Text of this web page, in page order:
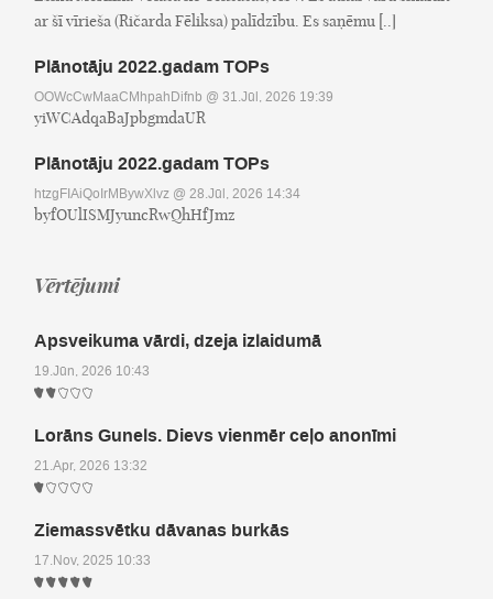
ar šī vīrieša (Ričarda Fēliksa) palīdzību. Es saņēmu [..]
Plānotāju 2022.gadam TOPs
OOWcCwMaaCMhpahDifnb @ 31.Jūl, 2026 19:39
yiWCAdqaBaJpbgmdaUR
Plānotāju 2022.gadam TOPs
htzgFIAiQoIrMBywXlvz @ 28.Jūl, 2026 14:34
byfOUlISMJyuncRwQhHfJmz
Vērtējumi
Apsveikuma vārdi, dzeja izlaidumā
19.Jūn, 2026 10:43
Lorāns Gunels. Dievs vienmēr ceļo anonīmi
21.Apr, 2026 13:32
Ziemassvētku dāvanas burkās
17.Nov, 2025 10:33